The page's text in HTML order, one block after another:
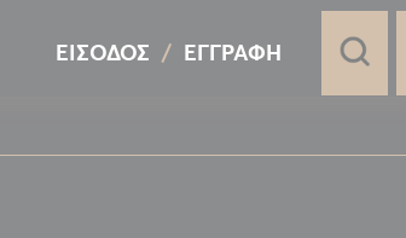
ΕΊΣΟΔΟΣ ΕΓΓΡΑΦΉ